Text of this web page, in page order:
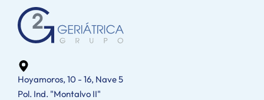
Hoyamoros, 10 - 16, Nave 5
Pol. Ind. "Montalvo II"